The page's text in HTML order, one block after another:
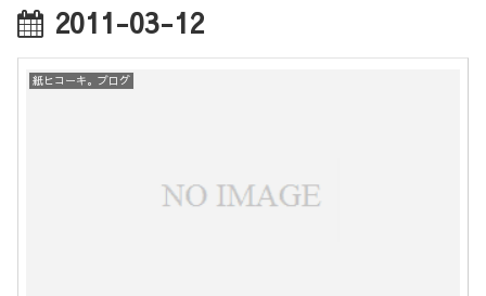
2011-03-12
紙ヒコーキ。ブログ